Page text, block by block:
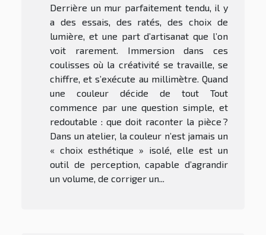
Derrière un mur parfaitement tendu, il y
a des essais, des ratés, des choix de
lumière, et une part d’artisanat que l’on
voit rarement. Immersion dans ces
coulisses où la créativité se travaille, se
chiffre, et s’exécute au millimètre. Quand
une couleur décide de tout Tout
commence par une question simple, et
redoutable : que doit raconter la pièce ?
Dans un atelier, la couleur n’est jamais un
« choix esthétique » isolé, elle est un
outil de perception, capable d’agrandir
un volume, de corriger un...